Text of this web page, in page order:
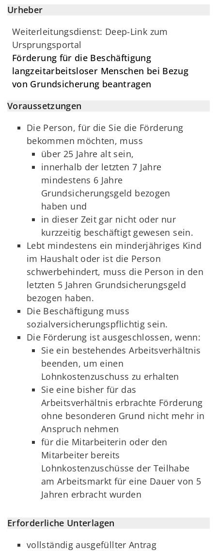
Urheber
Weiterleitungsdienst: Deep-Link zum
Ursprungsportal
Förderung für die Beschäftigung
langzeitarbeitsloser Menschen bei Bezug
von Grundsicherung beantragen
Voraussetzungen
Die Person, für die Sie die Förderung
bekommen möchten, muss
über 25 Jahre alt sein,
innerhalb der letzten 7 Jahre
mindestens 6 Jahre
Grundsicherungsgeld bezogen
haben und
in dieser Zeit gar nicht oder nur
kurzzeitig beschäftigt gewesen sein.
Lebt mindestens ein minderjähriges Kind
im Haushalt oder ist die Person
schwerbehindert, muss die Person in den
letzten 5 Jahren Grundsicherungsgeld
bezogen haben.
Die Beschäftigung muss
sozialversicherungspflichtig sein.
Die Förderung ist ausgeschlossen, wenn:
Sie ein bestehendes Arbeitsverhältnis
beenden, um einen
Lohnkostenzuschuss zu erhalten
Sie eine bisher für das
Arbeitsverhältnis erbrachte Förderung
ohne besonderen Grund nicht mehr in
Anspruch nehmen
für die Mitarbeiterin oder den
Mitarbeiter bereits
Lohnkostenzuschüsse der Teilhabe
am Arbeitsmarkt für eine Dauer von 5
Jahren erbracht wurden
Erforderliche Unterlagen
vollständig ausgefüllter Antrag